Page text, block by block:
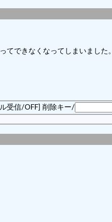
てできなくなってしまいました。
受信/OFF] 削除キー/